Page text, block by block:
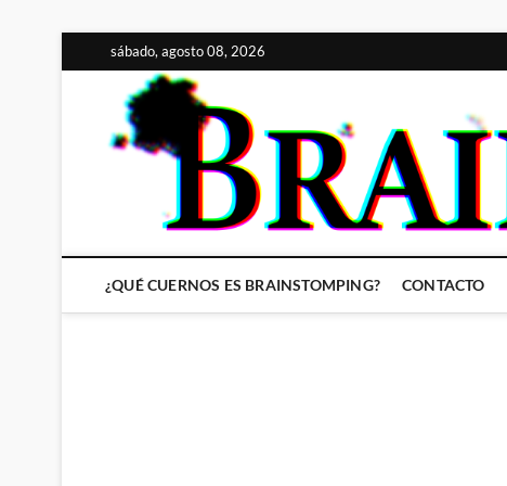
al
contenido
sábado, agosto 08, 2026
¿QUÉ CUERNOS ES BRAINSTOMPING? CONTACTO